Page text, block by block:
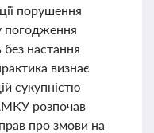
порушення
погодження
без настання
визнає
сукупністю
розпочав
про змови на